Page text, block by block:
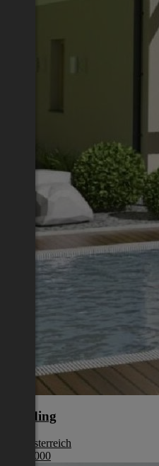
Eferding
Oberösterreich
€ 387 000